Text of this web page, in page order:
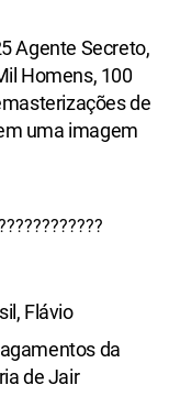
Agente Secreto,
Homens, 100
de
uma imagem
Flávio
da
de Jair